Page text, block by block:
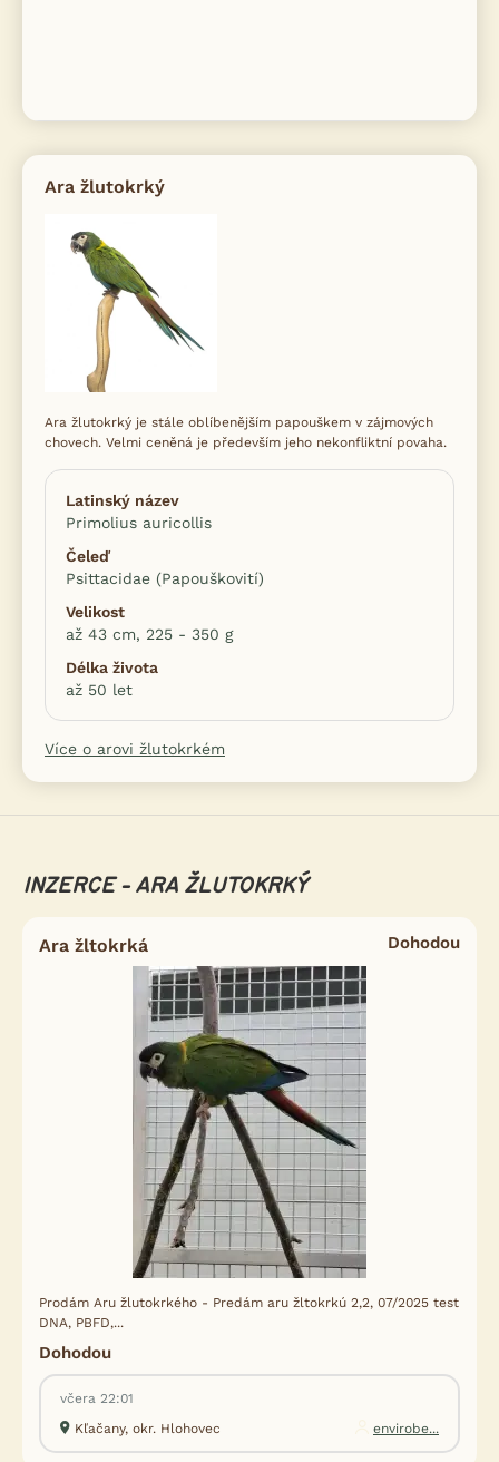
Ara žlutokrký
Ara žlutokrký je stále oblíbenějším papouškem v zájmových
chovech. Velmi ceněná je především jeho nekonfliktní povaha.
Latinský název
Primolius auricollis
Čeleď
Psittacidae (Papouškovití)
Velikost
až 43 cm, 225 - 350 g
Délka života
až 50 let
Více o arovi žlutokrkém
INZERCE - ARA ŽLUTOKRKÝ
Ara žltokrká Dohodou
Prodám Aru žlutokrkého - Predám aru žltokrkú 2,2, 07/2025 test
DNA, PBFD,...
Dohodou
včera 22:01
Kľačany, okr. Hlohovec
envirobe...